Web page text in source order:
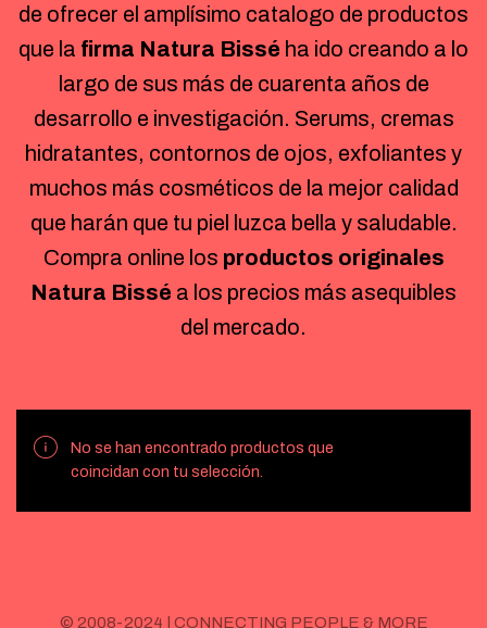
de ofrecer el amplísimo catalogo de productos
que la firma Natura Bissé ha ido creando a lo
largo de sus más de cuarenta años de
desarrollo e investigación. Serums, cremas
hidratantes, contornos de ojos, exfoliantes y
muchos más cosméticos de la mejor calidad
que harán que tu piel luzca bella y saludable.
Compra online los productos originales
Natura Bissé a los precios más asequibles
del mercado.
No se han encontrado productos que
coincidan con tu selección.
© 2008-2024 | CONNECTING PEOPLE & MORE